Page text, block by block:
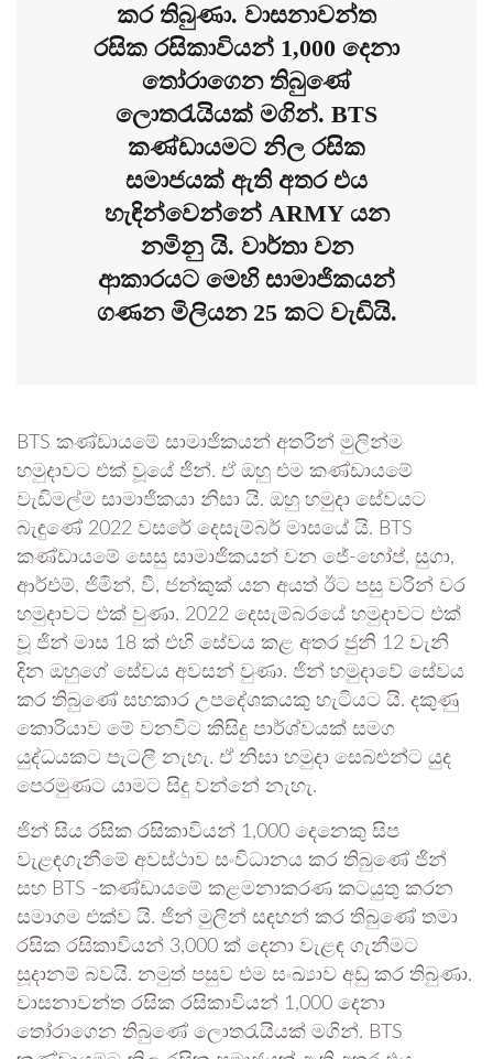
කර තිබුණා. වාසනාවන්ත
රසික රසිකාවියන් 1,000 දෙනා
තෝරාගෙන තිබුණේ
ලොතරැයියක් මගින්. BTS
කණ්ඩායමට නිල රසික
සමාජයක් ඇති අතර එය
හැඳින්වෙන්නේ ARMY යන
නමිනු යි. වාර්තා වන
ආකාරයට මෙහි සාමාජිකයන්
ගණන මිලියන 25 කට වැඩියි.
BTS කණ්ඩායමේ සාමාජිකයන් අතරින් මුලින්ම
හමුදාවට එක් වූයේ ජින්. ඒ ඔහු එම කණ්ඩායමේ
වැඩිමල්ම සාමාජිකයා නිසා යි. ඔහු හමුදා සේවයට
බැඳුණේ 2022 වසරේ දෙසැම්බර් මාසයේ යි. BTS
කණ්ඩායමේ සෙසු සාමාජිකයන් වන ජේ-හෝප්, සුගා,
ආර්එම්, ජිමින්, වී, ජන්කුක් යන අයත් ඊට පසු වරින් වර
හමුදාවට එක් වුණා. 2022 දෙසැම්බරයේ හමුදාවට එක්
වූ ජින් මාස 18 ක් එහි සේවය කළ අතර ජුනි 12 වැනි
දින ඔහුගේ සේවය අවසන් වුණා. ජින් හමුදාවේ සේවය
කර තිබුණේ සහකාර උපදේශකයකු හැටියට යි. දකුණු
කොරියාව මේ වනවිට කිසිදු පාර්ශ්වයක් සමග
යුද්ධයකට පැටලී නැහැ. ඒ නිසා හමුදා සෙබළුන්ට යුද
පෙරමුණට යාමට සිදු වන්නේ නැහැ.
ජින් සිය රසික රසිකාවියන් 1,000 දෙනෙකු සිප
වැළඳගැනීමේ අවස්ථාව සංවිධානය කර තිබුණේ ජින්
සහ BTS -කණ්ඩායමේ කළමනාකරණ කටයුතු කරන
සමාගම එක්ව යි. ජින් මුලින් සඳහන් කර තිබුණේ තමා
රසික රසිකාවියන් 3,000 ක් දෙනා වැළඳ ගැනීමට
සූදානම් බවයි. නමුත් පසුව එම සංඛ්‍යාව අඩු කර තිබුණා.
වාසනාවන්ත රසික රසිකාවියන් 1,000 දෙනා
තෝරාගෙන තිබුණේ ලොතරැයියක් මගින්. BTS